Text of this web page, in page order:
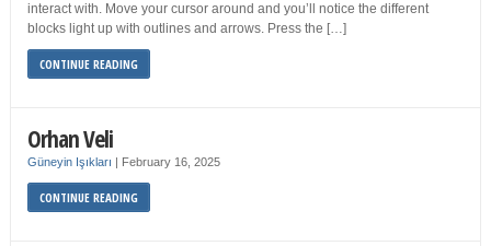
interact with. Move your cursor around and you’ll notice the different
blocks light up with outlines and arrows. Press the […]
CONTINUE READING
Orhan Veli
Güneyin Işıkları | February 16, 2025
CONTINUE READING